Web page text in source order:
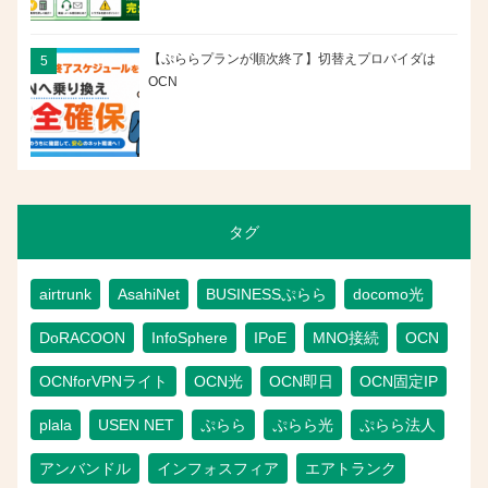
【ぷららプランが順次終了】切替えプロバイダは
OCN
タグ
airtrunk AsahiNet BUSINESSぷらら docomo光
DoRACOON InfoSphere IPoE MNO接続 OCN
OCNforVPNライト OCN光 OCN即日 OCN固定IP
plala USEN NET ぷらら ぷらら光 ぷらら法人
アンバンドル インフォスフィア エアトランク